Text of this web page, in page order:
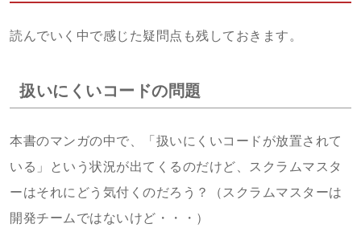
読んでいく中で感じた疑問点も残しておきます。
扱いにくいコードの問題
本書のマンガの中で、「扱いにくいコードが放置されて
いる」という状況が出てくるのだけど、スクラムマスタ
ーはそれにどう気付くのだろう？（スクラムマスターは
開発チームではないけど・・・）